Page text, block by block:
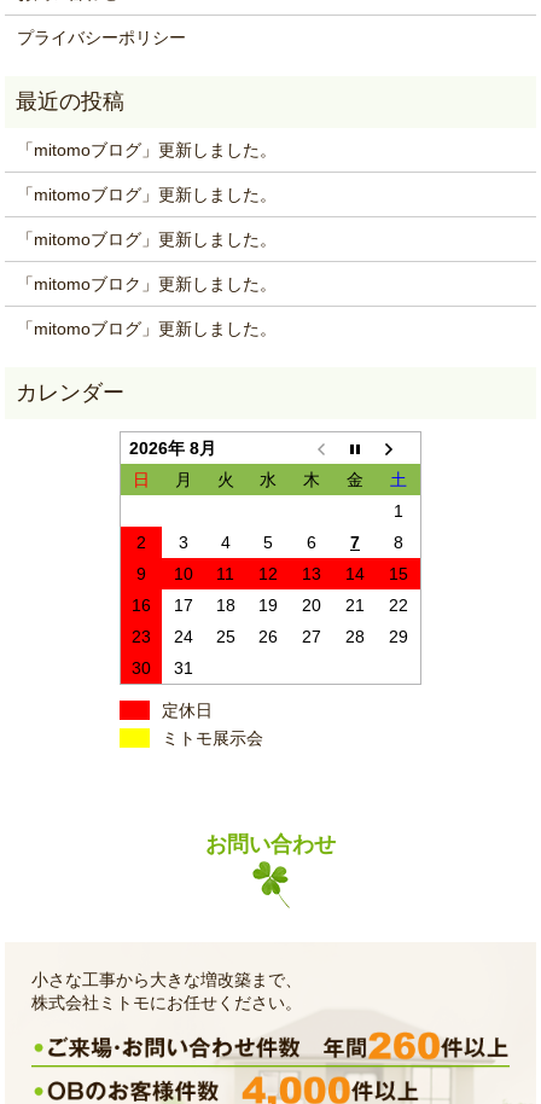
プライバシーポリシー
「mitomoブログ」更新しました。
「mitomoブログ」更新しました。
「mitomoブログ」更新しました。
「mitomoブロク」更新しました。
「mitomoブログ」更新しました。
2026年 8月
日
月 火 水 木 金
土
1
2
3 4 5 6 7
8
9
10 11 12 13 14
15
16
17 18 19 20 21
22
23
24 25 26 27 28
29
30
31
定休日
ミトモ展示会
お問い合わせ
小さな工事から大きな増改築まで、
株式会社ミトモにお任せください。